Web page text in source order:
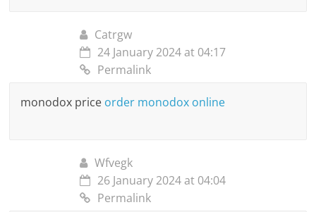
Catrgw
24 January 2024 at 04:17
Permalink
monodox price order monodox online
Wfvegk
26 January 2024 at 04:04
Permalink